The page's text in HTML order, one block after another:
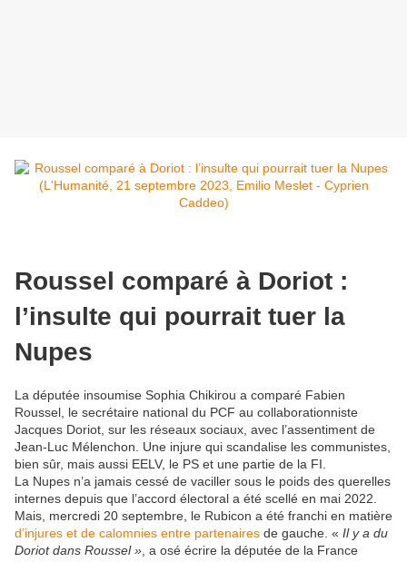
Roussel comparé à Doriot :
l’insulte qui pourrait tuer la
Nupes
La députée insoumise Sophia Chikirou a comparé Fabien
Roussel, le secrétaire national du PCF au collaborationniste
Jacques Doriot, sur les réseaux sociaux, avec l’assentiment de
Jean-Luc Mélenchon. Une injure qui scandalise les communistes,
bien sûr, mais aussi EELV, le PS et une partie de la FI.
La Nupes n’a jamais cessé de vaciller sous le poids des querelles
internes depuis que l’accord électoral a été scellé en mai 2022.
Mais, mercredi 20 septembre, le Rubicon a été franchi en matière
d’injures et de calomnies entre partenaires de gauche. « Il y a du
Doriot dans Roussel » , a osé écrire la députée de la France